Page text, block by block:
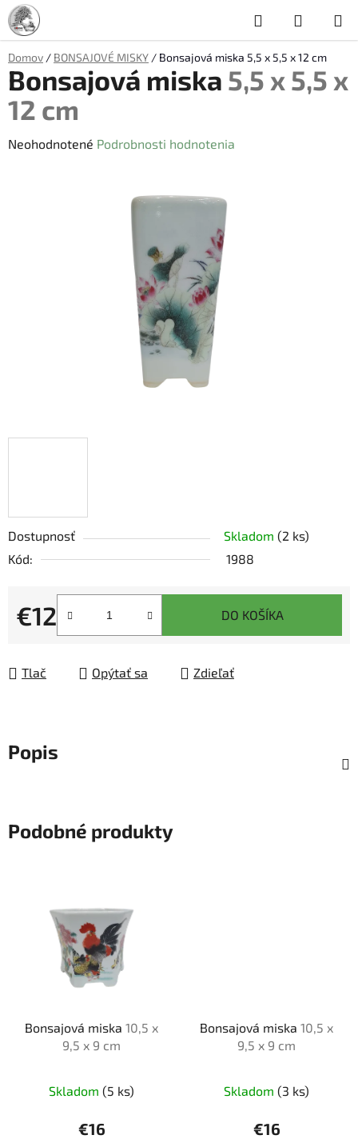
Prejsť
na
obsah
Hľadať
KOŠÍK
Domov / BONSAJOVÉ MISKY / Bonsajová miska 5,5 x 5,5 x 12 cm
Dostupnosť Skladom (2 ks)
Kód:
1988
€12
Jednotková cena:
DO KOŠÍKA
Tlač Opýtať sa Zdieľať
Bonsajová miska 5,5 x 5,5 x
12 cm
Priemerné
Neohodnotené Podrobnosti hodnotenia
Popis
Podobné produkty
Bonsajová miska 10,5 x
9,5 x 9 cm
Skladom (5 ks)
€16
Bonsajová miska 10,5 x
9,5 x 9 cm
Skladom (3 ks)
€16